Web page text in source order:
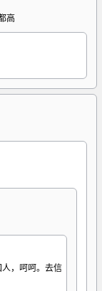
高
，呵呵。去信